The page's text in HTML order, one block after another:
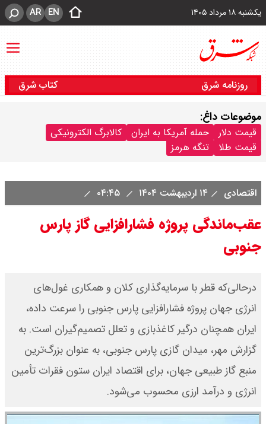
یکشنبه ۱۸ مرداد ۱۴۰۵ EN
AR
روزنامه شرق کتاب شرق
موضوعات داغ:
قیمت دلار حمله آمریکا به ایران
کالابرگ الکترونیکی
قیمت طلا
تنگه هرمز
اقتصادی ۱۴ اردیبهشت ۱۴۰۴
عقب‌ماندگی پروژه فشارافزایی گاز پارس
جنوبی
در‌حالی‌که قطر با سرمایه‌گذاری کلان و همکاری غول‌های
انرژی جهان پروژه فشارافزایی پارس جنوبی را سرعت داده،
ایران همچنان درگیر کاغذبازی و تعلل تصمیم‌گیران است. به
گزارش مهر، میدان گازی پارس جنوبی، به ‌عنوان بزرگ‌ترین
منبع گاز طبیعی جهان، برای اقتصاد ایران ستون فقرات تأمین
انرژی و درآمد ارزی محسوب می‌شود.